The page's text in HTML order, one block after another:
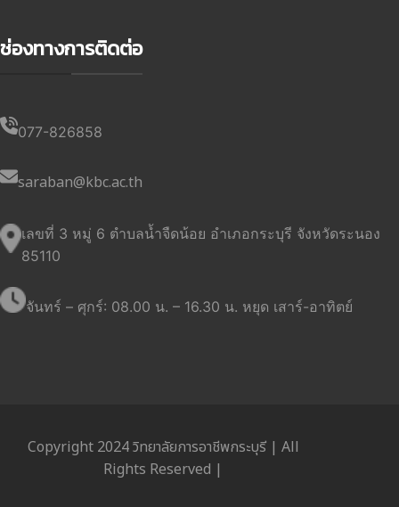
ช่องทางการติดต่อ
077-826858
saraban@kbc.ac.th
เลขที่ 3 หมู่ 6 ตำบลน้ำจืดน้อย อำเภอกระบุรี จังหวัดระนอง
85110
จันทร์ – ศุกร์: 08.00 น. – 16.30 น. หยุด เสาร์-อาทิตย์
Copyright 2024 วิทยาลัยการอาชีพกระบุรี | All
Rights Reserved |